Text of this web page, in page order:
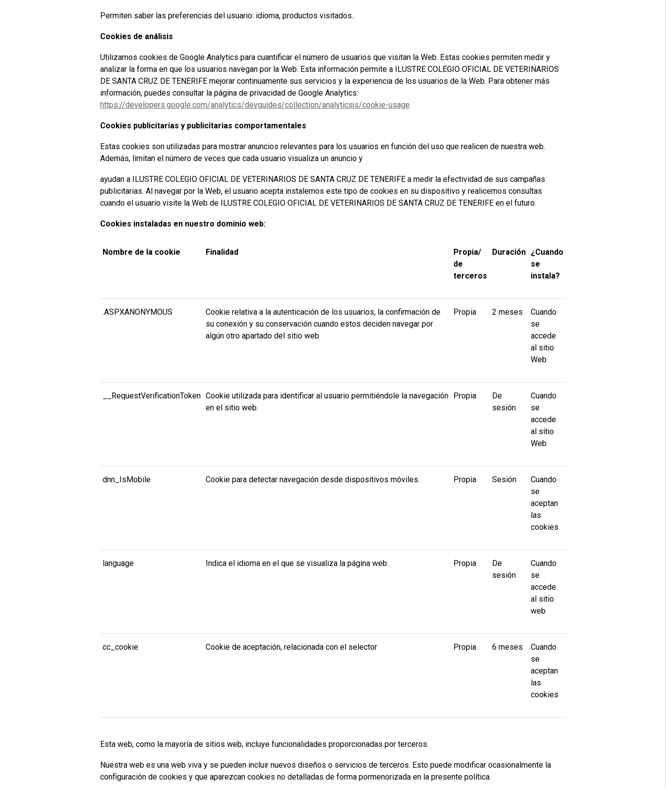
Permiten saber las preferencias del usuario: idioma, productos visitados..
Cookies de análisis
Utilizamos cookies de Google Analytics para cuantificar el número de usuarios que visitan la Web. Estas cookies permiten medir y
analizar la forma en que los usuarios navegan por la Web. Esta información permite a ILUSTRE COLEGIO OFICIAL DE VETERINARIOS
DE SANTA CRUZ DE TENERIFE mejorar continuamente sus servicios y la experiencia de los usuarios de la Web. Para obtener más
información, puedes consultar la página de privacidad de Google Analytics:
https://developers.google.com/analytics/devguides/collection/analyticsjs/cookie-usage
Cookies publicitarias y publicitarias comportamentales
Estas cookies son utilizadas para mostrar anuncios relevantes para los usuarios en función del uso que realicen de nuestra web.
Además, limitan el número de veces que cada usuario visualiza un anuncio y
ayudan a ILUSTRE COLEGIO OFICIAL DE VETERINARIOS DE SANTA CRUZ DE TENERIFE a medir la efectividad de sus campañas
publicitarias. Al navegar por la Web, el usuario acepta instalemos este tipo de cookies en su dispositivo y realicemos consultas
cuando el usuario visite la Web de ILUSTRE COLEGIO OFICIAL DE VETERINARIOS DE SANTA CRUZ DE TENERIFE en el futuro.
Cookies instaladas en nuestro dominio web:
Nombre de la cookie Finalidad
Propia/
de
terceros
Duración
¿Cuando
se
instala?
.ASPXANONYMOUS
Cookie relativa a la autenticación de los usuarios, la confirmación de
su conexión y su conservación cuando estos deciden navegar por
algún otro apartado del sitio web.
Propia 2 meses
Cuando
se
accede
al sitio
Web
__RequestVerificationToken Cookie utilizada para identificar al usuario permitiéndole la navegación
en el sitio web.
Propia
De
sesión
Cuando
se
accede
al sitio
Web
dnn_IsMobile Cookie para detectar navegación desde dispositivos móviles. Propia Sesión
Cuando
se
aceptan
las
cookies
language Indica el idioma en el que se visualiza la página web. Propia
De
sesión
Cuando
se
accede
al sitio
web
cc_cookie Cookie de aceptación, relacionada con el selector Propia 6 meses
Cuando
se
aceptan
las
cookies
Esta web, como la mayoría de sitios web, incluye funcionalidades proporcionadas por terceros.
Nuestra web es una web viva y se pueden incluir nuevos diseños o servicios de terceros. Esto puede modificar ocasionalmente la
configuración de cookies y que aparezcan cookies no detalladas de forma pormenorizada en la presente política.